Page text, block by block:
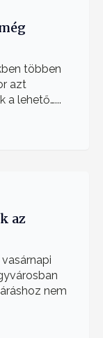
többen
azt
a lehető…...
az
nem